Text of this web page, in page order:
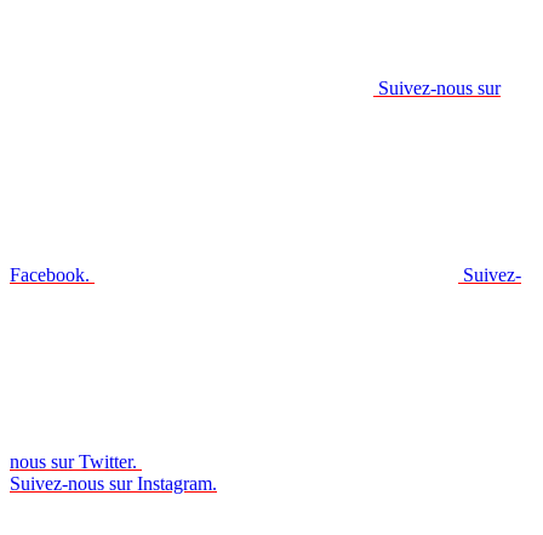
Suivez-nous sur
Facebook. Suivez-
nous sur Twitter.
Suivez-nous sur Instagram.